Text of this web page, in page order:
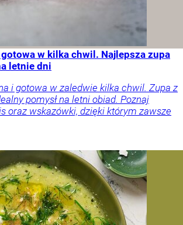
w kilka chwil. Najlepsza zupa
letnie dni
i gotowa w zaledwie kilka chwil. Zupa z
pomysł na letni obiad. Poznaj
oraz wskazówki, dzięki którym zawsze